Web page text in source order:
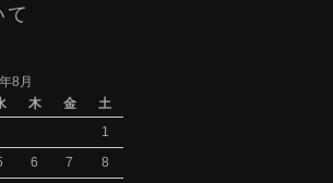
て
8月
木 金
土
1
6 7
8